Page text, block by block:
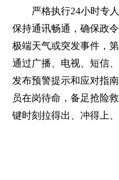
严格执行24小时专
保持通讯畅通，确保政
极端天气或突发事件，
通过广播、电视、短信
发布预警提示和应对指
员在岗待命，备足抢险
键时刻拉得出、冲得上、